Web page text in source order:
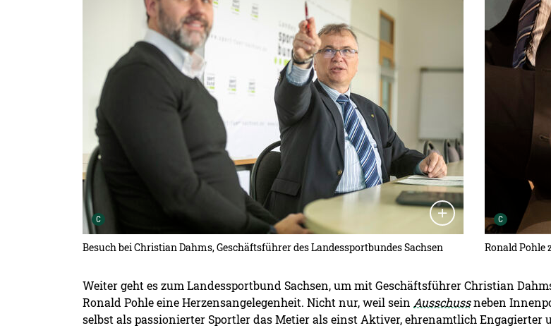
C
Besuch bei Christian Dahms, Geschäftsführer des Landessportbundes Sachsen
C Urheber
Ronald Pohle
Weiter geht es zum Landessportbund Sachsen, um mit Geschäftsführer Christian
Ronald Pohle eine Herzensangelegenheit. Nicht nur, weil sein Ausschussneben
selbst als passionierter Sportler das Metier als einst Aktiver, ehrenamtlich